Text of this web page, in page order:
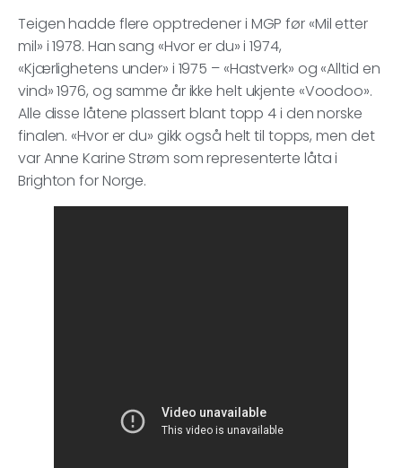
Teigen hadde flere opptredener i MGP før «Mil etter
mil» i 1978. Han sang «Hvor er du» i 1974,
«Kjærlighetens under» i 1975 – «Hastverk» og «Alltid en
vind» 1976, og samme år ikke helt ukjente «Voodoo».
Alle disse låtene plassert blant topp 4 i den norske
finalen. «Hvor er du» gikk også helt til topps, men det
var Anne Karine Strøm som representerte låta i
Brighton for Norge.